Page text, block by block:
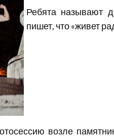
Ребята называют
пишет, что «живет
возле